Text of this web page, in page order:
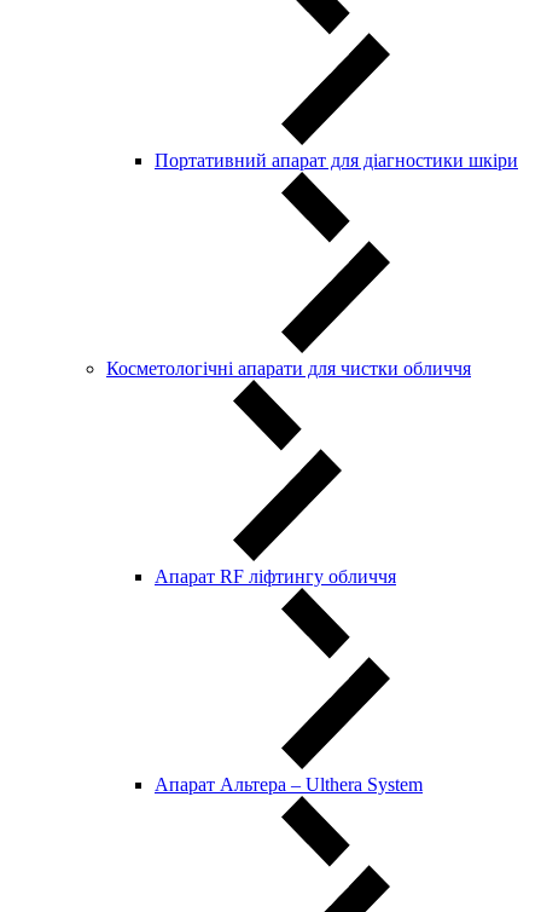
Портативний апарат для діагностики шкіри
Косметологічні апарати для чистки обличчя
Апарат RF ліфтингу обличчя
Апарат Альтера – Ulthera System